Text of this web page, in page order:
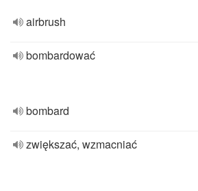
airbrush
bombardować
bombard
zwiększać, wzmacniać